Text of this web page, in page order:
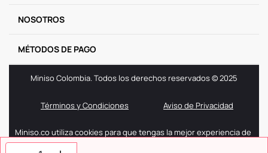
NOSOTROS
MÉTODOS DE PAGO
Miniso Colombia. Todos los derechos reservados © 2025
Términos y Condiciones Aviso de Privacidad
Miniso.co utiliza cookies para que tengas la mejor experiencia de
navegación. Si sigues navegando entendemos que aceptas